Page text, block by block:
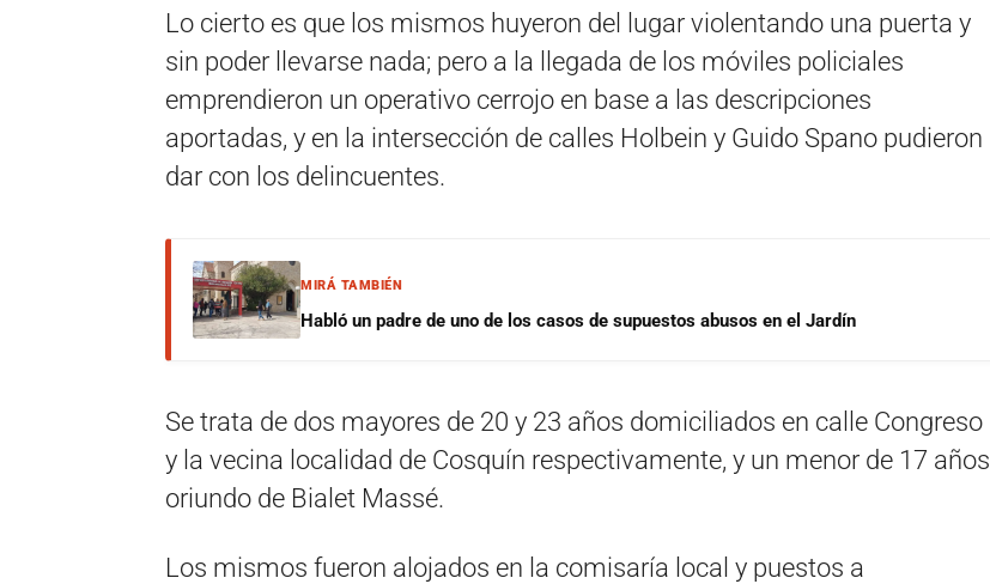
Lo cierto es que los mismos huyeron del lugar violentando una puerta y
sin poder llevarse nada; pero a la llegada de los móviles policiales
emprendieron un operativo cerrojo en base a las descripciones
aportadas, y en la intersección de calles Holbein y Guido Spano pudieron
dar con los delincuentes.
MIRÁ TAMBIÉN
Habló un padre de uno de los casos de supuestos abusos en el Jardín
Se trata de dos mayores de 20 y 23 años domiciliados en calle Congreso
y la vecina localidad de Cosquín respectivamente, y un menor de 17 años
oriundo de Bialet Massé.
Los mismos fueron alojados en la comisaría local y puestos a